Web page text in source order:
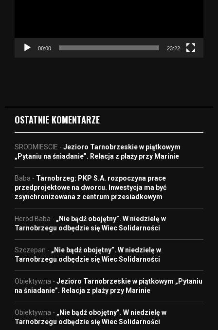
c
00:00 23:22
OSTATNIE KOMENTARZE
SRODMIESCIE - Jezioro Tarnobrzeskie w piątkowym
„Pytaniu na śniadanie”. Relacja z plaży przy Marinie
Baba - Tarnobrzeg: PKP S.A. rozpoczyna prace
przedprojektowe na dworcu. Inwestycja ma być
zsynchronizowana z centrum przesiadkowym
Herod Baba - „Nie bądź obojętny”. W niedzielę w
Tarnobrzegu odbędzie się Wiec Solidarności
Szczepan - „Nie bądź obojętny”. W niedzielę w
Tarnobrzegu odbędzie się Wiec Solidarności
Obiektywna - Jezioro Tarnobrzeskie w piątkowym „Pytaniu
na śniadanie”. Relacja z plaży przy Marinie
Obiektywna - „Nie bądź obojętny”. W niedzielę w
Tarnobrzegu odbędzie się Wiec Solidarności